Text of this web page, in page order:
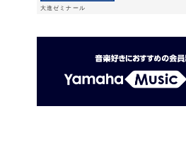
大進ゼミナール